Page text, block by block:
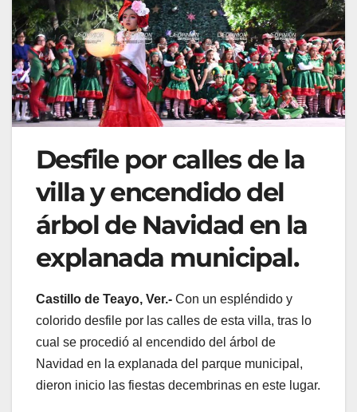
Desfile por calles de la
villa y encendido del
árbol de Navidad en la
explanada municipal.
Castillo de Teayo, Ver.- Con un espléndido y
colorido desfile por las calles de esta villa, tras lo
cual se procedió al encendido del árbol de
Navidad en la explanada del parque municipal,
dieron inicio las fiestas decembrinas en este lugar.